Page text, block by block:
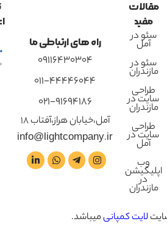
مقالات
مفید
سئو در
آمل
سئو در
مازندران
طراحی
سایت در
مازندران
طراحی
سایت در
آمل
وب
اپلیکیشن
در
مازندران
راه های ارتباطی ما
09116430304
011-44446044
021-91694186
آمل،خیابان هراز،آفتاب 18
info@lightcompany.ir
لایت کمپانیمیباشد.